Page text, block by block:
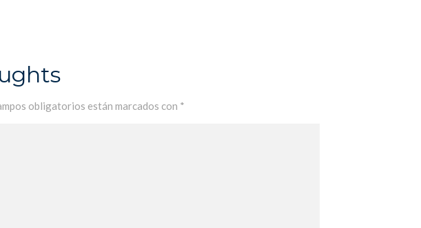
obligatorios están marcados con *